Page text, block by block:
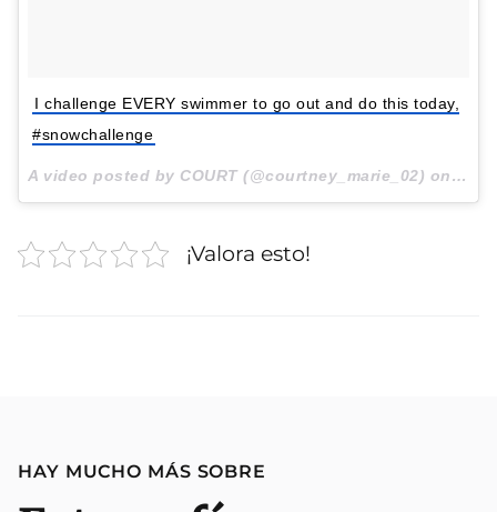
I challenge EVERY swimmer to go out and do this today,
#snowchallenge
A video posted by COURT (@courtney_marie_02) onJan
¡Valora esto!
HAY MUCHO MÁS SOBRE